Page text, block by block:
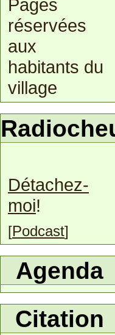
Pages
réservées
aux
habitants du
village
Détachez-
moi!
[Podcast]
Agenda
Citation